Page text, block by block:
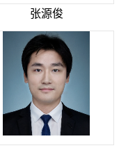
张源俊